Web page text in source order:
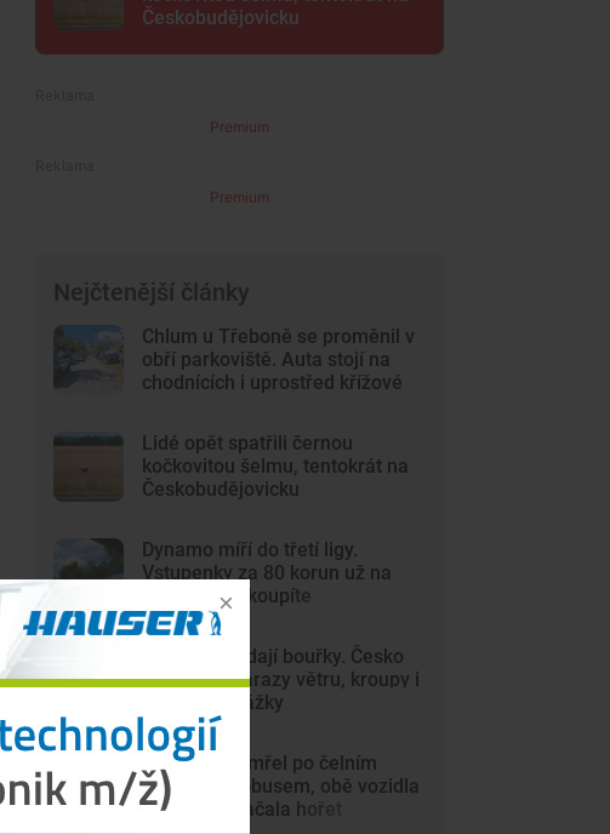
Českobudějovicku
Premium
Premium
Nejčtenější články
Chlum u Třeboně se proměnil v
obří parkoviště. Auta stojí na
chodnících i uprostřed křížové
Lidé opět spatřili černou
kočkovitou šelmu, tentokrát na
Českobudějovicku
Dynamo míří do třetí ligy.
Vstupenky za 80 korun už na
internetu nekoupíte
Vedra vystřídají bouřky. Česko
zasáhnou nárazy větru, kroupy i
přívalové srážky
Motorkář zemřel po čelním
střetu s autobusem, obě vozidla
po nárazu začala hořet